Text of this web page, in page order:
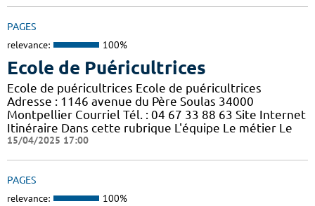
PAGES
relevance: 100%
Ecole de Puéricultrices
Ecole de puéricultrices Ecole de puéricultrices
Adresse : 1146 avenue du Père Soulas 34000
Montpellier Courriel Tél. : 04 67 33 88 63 Site Internet
Itinéraire Dans cette rubrique L'équipe Le métier Le
15/04/2025 17:00
PAGES
relevance: 100%